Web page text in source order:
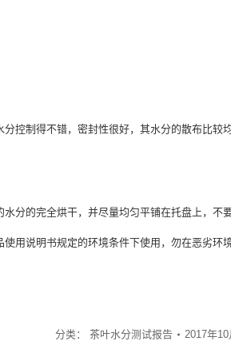
控制得不错，密封性很好，其水分的散布比
分的完全烘干，并尽量均匀平铺在托盘上，不
用说明书规定的环境条件下使用，勿在恶劣环
分类： 茶叶水分测试报告 2017年10